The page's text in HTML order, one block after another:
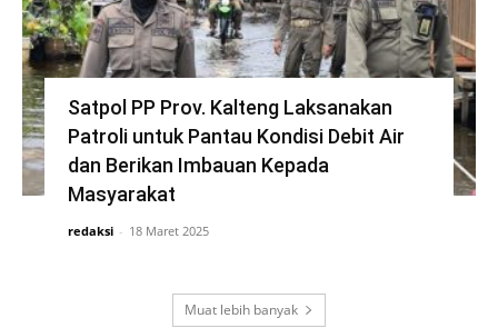
Satpol PP Prov. Kalteng Laksanakan
Patroli untuk Pantau Kondisi Debit Air
dan Berikan Imbauan Kepada
Masyarakat
redaksi - 18 Maret 2025
Muat lebih banyak